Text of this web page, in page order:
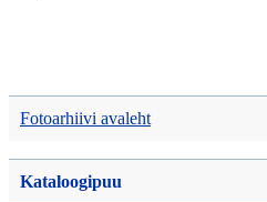
Fotoarhiivi avaleht
Kataloogipuu